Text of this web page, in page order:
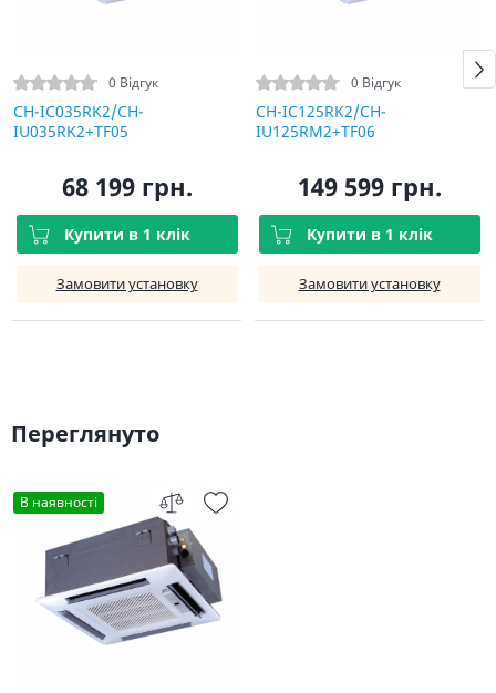
0 Відгук
CH-IC035RK2/CH-
IU035RK2+TF05
68 199 грн.
Купити в 1 клік
Замовити установку
0 Відгук
CH-IC125RK2/CH-
IU125RM2+TF06
149 599 грн.
Купити в 1 клік
Замовити установку
Переглянуто
В наявності